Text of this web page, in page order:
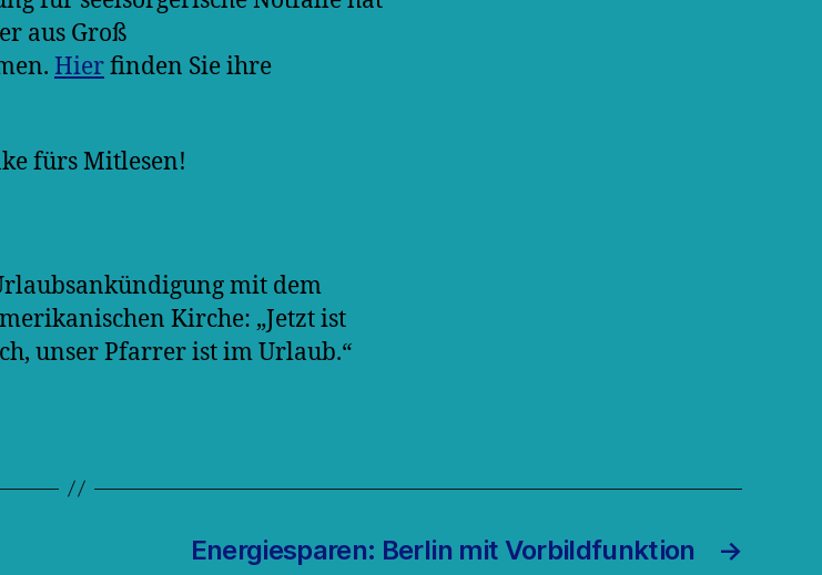
aus Groß
Hierfinden Sie ihre
fürs Mitlesen!
mit dem
Kirche: „Jetzt ist
unser Pfarrer ist im Urlaub.“
→
Energiesparen: Berlin mit Vorbildfunktion